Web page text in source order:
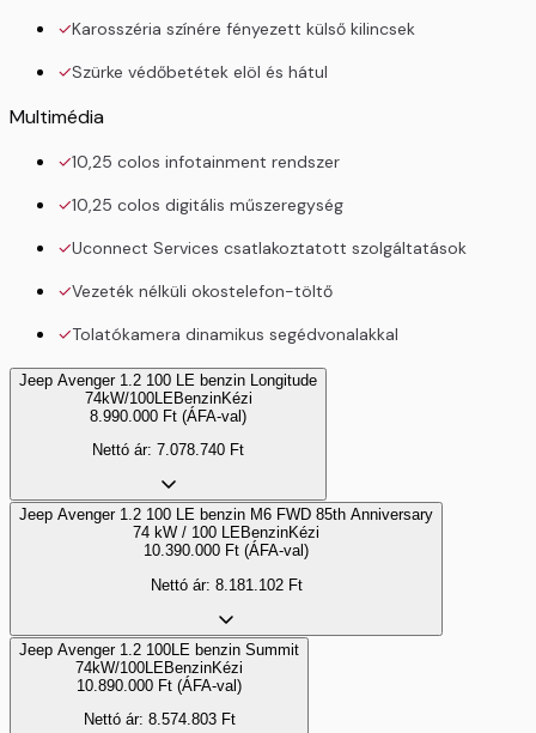
Karosszéria színére fényezett külső kilincsek
Szürke védőbetétek elöl és hátul
Multimédia
10,25 colos infotainment rendszer
10,25 colos digitális műszeregység
Uconnect Services csatlakoztatott szolgáltatások
Vezeték nélküli okostelefon-töltő
Tolatókamera dinamikus segédvonalakkal
Jeep Avenger 1.2 100 LE benzin Longitude
74kW/100LE BenzinKézi
8.990.000 Ft (ÁFA-val)
Nettó ár: 7.078.740 Ft
Jeep Avenger 1.2 100 LE benzin M6 FWD 85th Anniversary
74 kW / 100 LEBenzinKézi
10.390.000 Ft (ÁFA-val)
Nettó ár: 8.181.102Ft
Jeep Avenger 1.2 100LE benzin Summit
74kW/100LEBenzinKézi
10.890.000 Ft (ÁFA-val)
Nettó ár: 8.574.803Ft